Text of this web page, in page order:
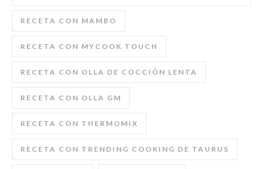
RECETA CON MAMBO
RECETA CON MYCOOK TOUCH
RECETA CON OLLA DE COCCIÓN LENTA
RECETA CON OLLA GM
RECETA CON THERMOMIX
RECETA CON TRENDING COOKING DE TAURUS